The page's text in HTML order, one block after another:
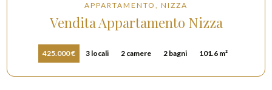
APPARTAMENTO, NIZZA
Vendita Appartamento Nizza
425.000 € 3 locali 2 camere 2 bagni 101.6 m²